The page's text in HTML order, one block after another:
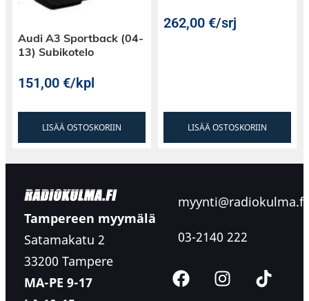
Audi A3 Sportback (04-
13) Subikotelo
151,00€/kpl
LISÄÄ OSTOSKORIIN
262,00€/srj
LISÄÄ OSTOSKORIIN
Tampereen myymälä
Satamakatu 2
33200 Tampere
MA-PE 9-17
myynti@radiokulma.fi
03-2140 222